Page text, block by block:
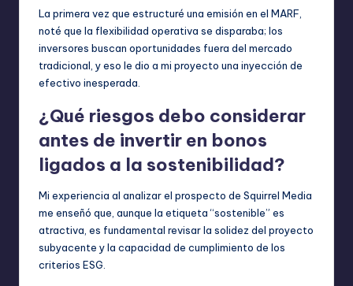
La primera vez que estructuré una emisión en el MARF,
noté que la flexibilidad operativa se disparaba; los
inversores buscan oportunidades fuera del mercado
tradicional, y eso le dio a mi proyecto una inyección de
efectivo inesperada.
¿Qué riesgos debo considerar
antes de invertir en bonos
ligados a la sostenibilidad?
Mi experiencia al analizar el prospecto de Squirrel Media
me enseñó que, aunque la etiqueta “sostenible” es
atractiva, es fundamental revisar la solidez del proyecto
subyacente y la capacidad de cumplimiento de los
criterios ESG.